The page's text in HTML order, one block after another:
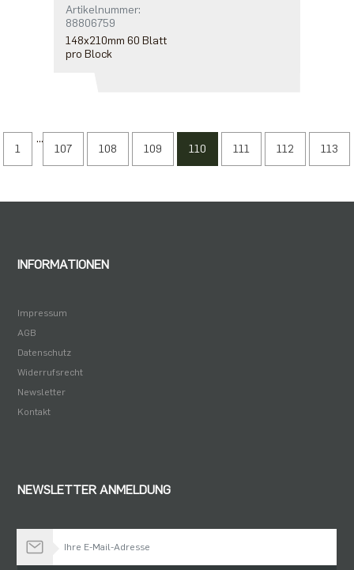
Artikelnummer:
88806759
148x210mm 60 Blatt
pro Block
1
...
107 108 109 110 111 112 113
INFORMATIONEN
Impressum
AGB
Datenschutz
Widerrufsrecht
Newsletter
Kontakt
NEWSLETTER ANMELDUNG